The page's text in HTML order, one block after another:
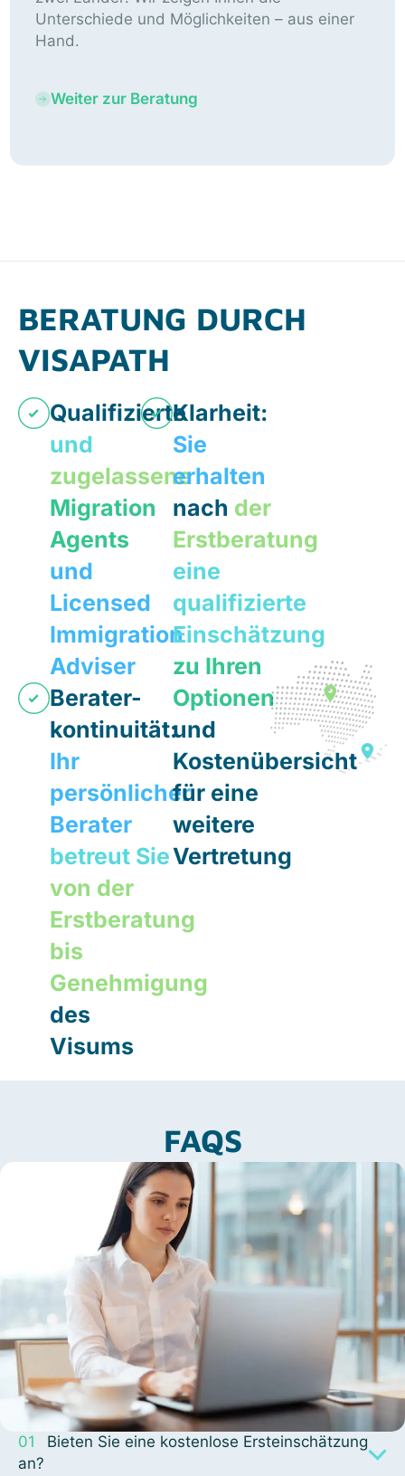
Unterschiede und Möglichkeiten – aus einer
Hand.
Weiter zur Beratung
BERATUNG DURCH
VISAPATH
Qualifizierte
und
zugelassene
Migration
Agents
und
Licensed
Immigration
Adviser
Berater-
kontinuität:
Ihr
persönlicher
Berater
betreut Sie
von der
Erstberatung
bis
Genehmigung
des
Visums
Klarheit:
Sie
erhalten
nach der
Erstberatung
eine
qualifizierte
Einschätzung
zu Ihren
Optionen
und
Kostenübersicht
für eine
weitere
Vertretung
FAQS
01
Bieten Sie eine kostenlose Ersteinschätzung
an?